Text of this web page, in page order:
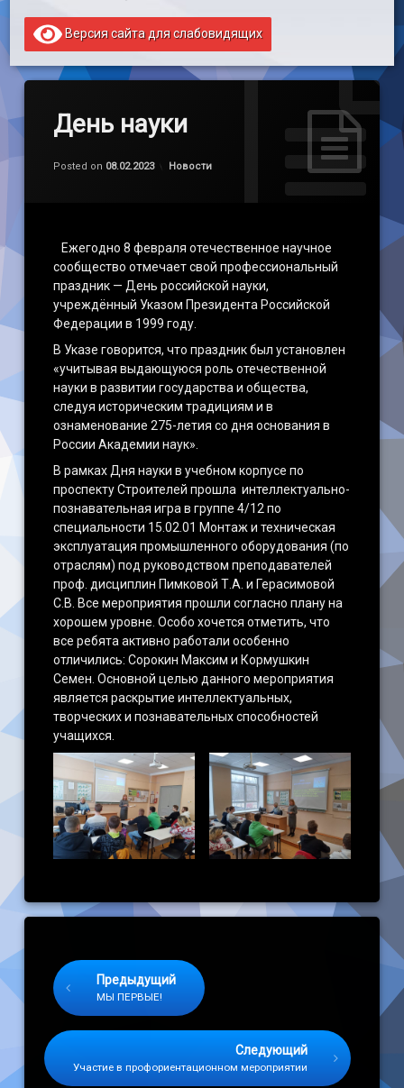
Версия сайта для слабовидящих
День науки
Posted on 08.02.2023
Обновлено на
by
Категории:
Новости
Ежегодно 8 февраля отечественное научное
сообщество отмечает свой профессиональный
праздник — День российской науки,
учреждённый Указом Президента Российской
Федерации в 1999 году.
В Указе говорится, что праздник был установлен
«учитывая выдающуюся роль отечественной
науки в развитии государства и общества,
следуя историческим традициям и в
ознаменование 275-летия со дня основания в
России Академии наук».
В рамках Дня науки в учебном корпусе по
проспекту Строителей прошла интеллектуально-
познавательная игра в группе 4/12 по
специальности 15.02.01 Монтаж и техническая
эксплуатация промышленного оборудования (по
отраслям) под руководством преподавателей
проф. дисциплин Пимковой Т.А. и Герасимовой
С.В. Все мероприятия прошли согласно плану на
хорошем уровне. Особо хочется отметить, что
все ребята активно работали особенно
отличились: Сорокин Максим и Кормушкин
Семен. Основной целью данного мероприятия
является раскрытие интеллектуальных,
творческих и познавательных способностей
учащихся.
Предыдущий
МЫ ПЕРВЫЕ!
Следующий
Участие в профориентационном мероприятии